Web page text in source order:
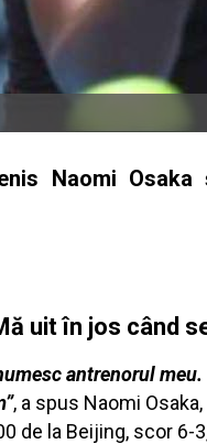
Naomi
uit în jos când
antrenorul
, a spus Naomi
de la Beijing, scor